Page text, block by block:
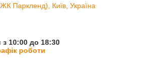
Паркленд), Київ, Україна
10:00 до 18:30
роботи